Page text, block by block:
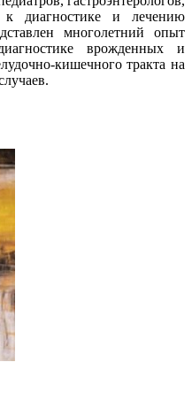
диагностике и лечению
многолетний опыт
врожденных и
кишечного тракта на